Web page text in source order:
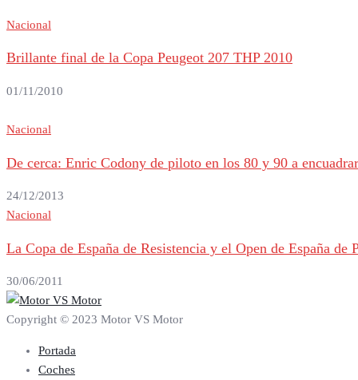
Nacional
Brillante final de la Copa Peugeot 207 THP 2010
01/11/2010
Nacional
De cerca: Enric Codony de piloto en los 80 y 90 a
24/12/2013
Nacional
La Copa de España de Resistencia y el Open de España
30/06/2011
Copyright © 2023 Motor VS Motor
Portada
Coches